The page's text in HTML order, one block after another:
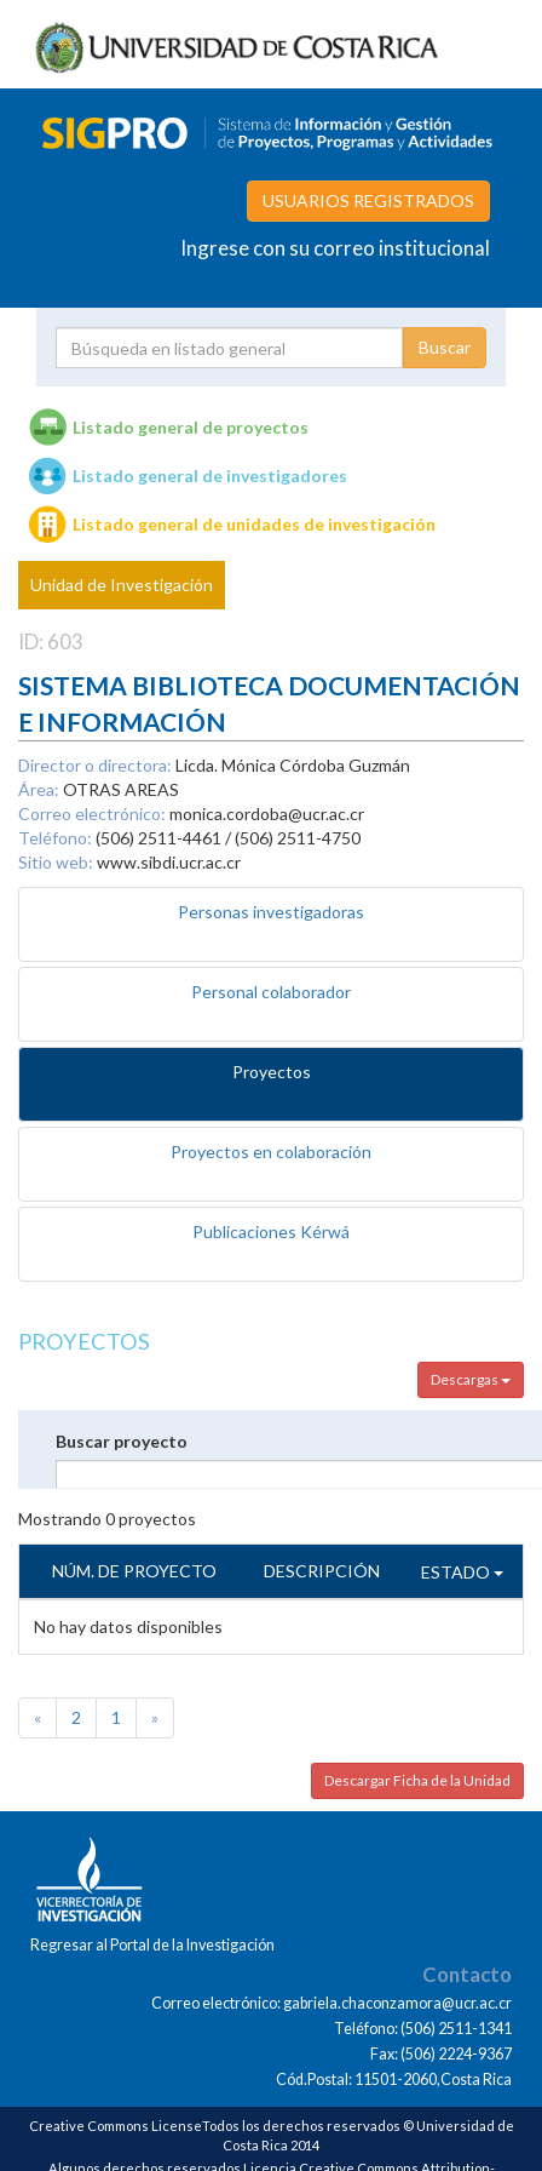
USUARIOS REGISTRADOS
Ingrese con su correo institucional
Unidades de investigación
Listado general de proyectos
Listado general de investigadores
Listado general de unidades de investigación
Unidad de Investigación
ID: 603
SISTEMA BIBLIOTECA DOCUMENTACIÓN
E INFORMACIÓN
Director o directora: Licda. Mónica Córdoba Guzmán
Área: OTRAS AREAS
Correo electrónico: monica.cordoba@ucr.ac.cr
Teléfono: (506) 2511-4461 / (506) 2511-4750
Sitio web: www.sibdi.ucr.ac.cr
Personas investigadoras
Personal colaborador
Proyectos
Proyectos en colaboración
Publicaciones Kérwá
PROYECTOS
Descargas
Buscar proyecto
Mostrando 0proyectos
NÚM. DE PROYECTO DESCRIPCIÓN ESTADO
No hay datos disponibles
« 2 1 »
Descargar Ficha de la Unidad
Regresar al Portal de la Investigación
Contacto
Correo electrónico: gabriela.chaconzamora@ucr.ac.cr
Teléfono: (506) 2511-1341
Fax: (506) 2224-9367
Cód.Postal: 11501-2060,Costa Rica
Creative Commons LicenseTodos los derechos reservados © Universidad de
Costa Rica 2014